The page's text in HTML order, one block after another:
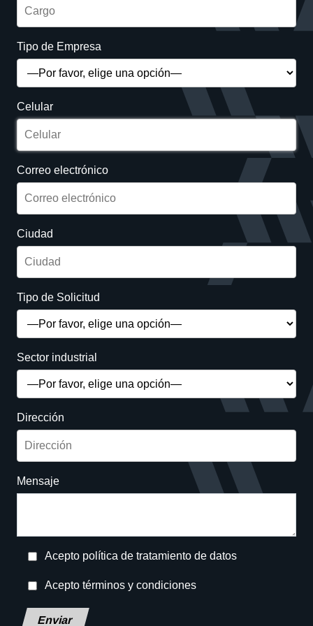
Tipo de Empresa
Celular
Correo electrónico
Ciudad
Tipo de Solicitud
Sector industrial
Dirección
Mensaje
Acepto política de tratamiento de datos
Acepto términos y condiciones
Deja